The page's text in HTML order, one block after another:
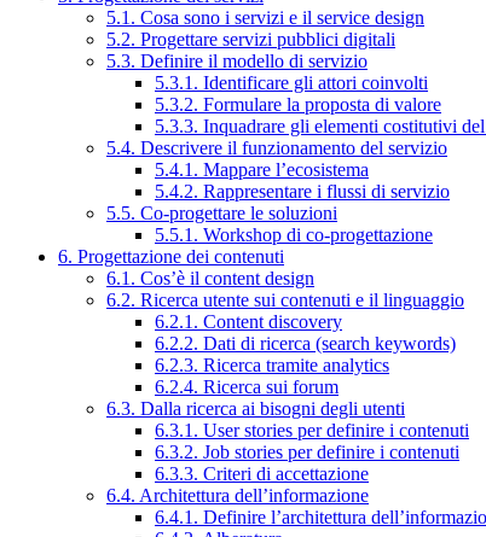
5.1. Cosa sono i servizi e il service design
5.2. Progettare servizi pubblici digitali
5.3. Definire il modello di servizio
5.3.1. Identificare gli attori coinvolti
5.3.2. Formulare la proposta di valore
5.3.3. Inquadrare gli elementi costitutivi
5.4. Descrivere il funzionamento del servizio
5.4.1. Mappare l’ecosistema
5.4.2. Rappresentare i flussi di servizio
5.5. Co-progettare le soluzioni
5.5.1. Workshop di co-progettazione
6. Progettazione dei contenuti
6.1. Cos’è il content design
6.2. Ricerca utente sui contenuti e il linguaggio
6.2.1. Content discovery
6.2.2. Dati di ricerca (search keywords)
6.2.3. Ricerca tramite analytics
6.2.4. Ricerca sui forum
6.3. Dalla ricerca ai bisogni degli utenti
6.3.1. User stories per definire i contenuti
6.3.2. Job stories per definire i contenuti
6.3.3. Criteri di accettazione
6.4. Architettura dell’informazione
6.4.1. Definire l’architettura